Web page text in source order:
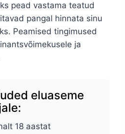
pead vastama teatud
pangal hinnata sinu
Peamised tingimused
ja
eluaseme
18 aastat